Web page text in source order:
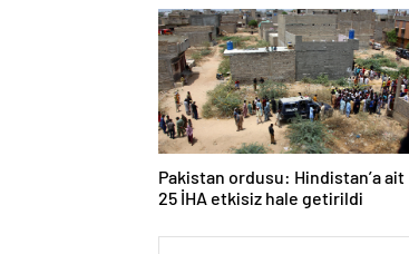
Pakistan ordusu: Hindistan’a ait
25 İHA etkisiz hale getirildi